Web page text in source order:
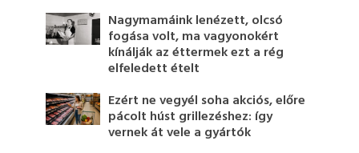
Nagymamáink lenézett, olcsó
fogása volt, ma vagyonokért
kínálják az éttermek ezt a rég
elfeledett ételt
Ezért ne vegyél soha akciós, előre
pácolt húst grillezéshez: így
vernek át vele a gyártók